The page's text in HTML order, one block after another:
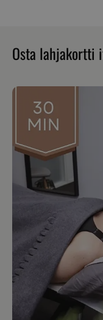
Osta lahjakortti